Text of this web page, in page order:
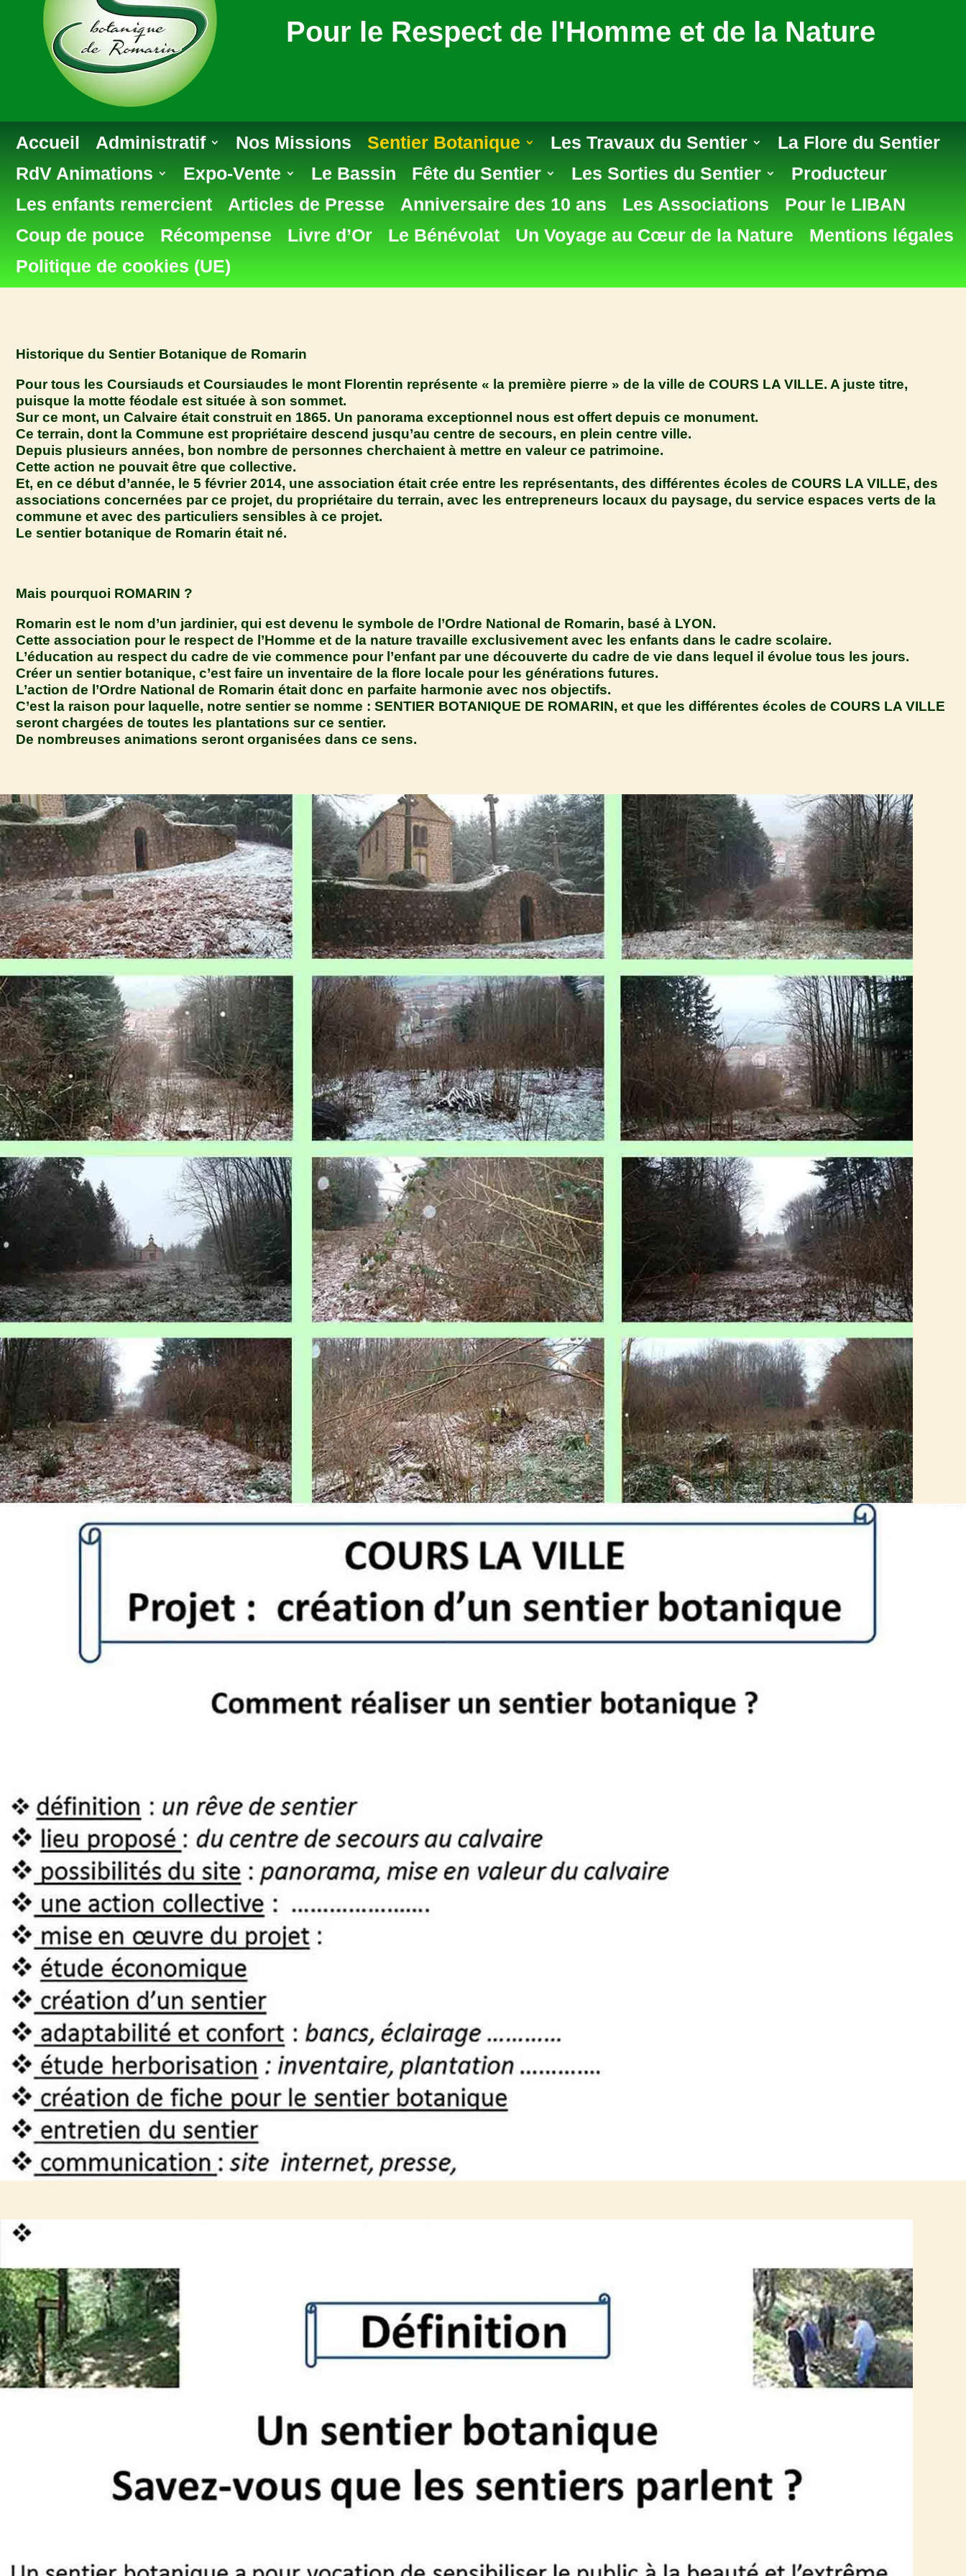
Pour le Respect de l'Homme et de la Nature
Accueil Administratif Nos Missions Sentier Botanique Les Travaux du Sentier
La Flore du Sentier
RdV Animations
Expo-Vente Le Bassin Fête du Sentier Les Sorties du Sentier
Producteur
Les enfants remercient
Articles de Presse Anniversaire des 10 ans Les Associations
Pour le LIBAN
Coup de pouce
Récompense Livre d’Or Le Bénévolat Un Voyage au Cœur de la Nature
Mentions légales
Politique de cookies (UE)
Historique du Sentier Botanique de Romarin
Pour tous les Coursiauds et Coursiaudes le mont Florentin représente « la première pierre » de la ville de COURS LA VILLE. A juste titre,
puisque la motte féodale est située à son sommet.
Sur ce mont, un Calvaire était construit en 1865. Un panorama exceptionnel nous est offert depuis ce monument.
Ce terrain, dont la Commune est propriétaire descend jusqu’au centre de secours, en plein centre ville.
Depuis plusieurs années, bon nombre de personnes cherchaient à mettre en valeur ce patrimoine.
Cette action ne pouvait être que collective.
Et, en ce début d’année, le 5 février 2014, une association était crée entre les représentants, des différentes écoles de COURS LA VILLE, des
associations concernées par ce projet, du propriétaire du terrain, avec les entrepreneurs locaux du paysage, du service espaces verts de la
commune et avec des particuliers sensibles à ce projet.
Le sentier botanique de Romarin était né.
Mais pourquoi ROMARIN ?
Romarin est le nom d’un jardinier, qui est devenu le symbole de l’Ordre National de Romarin, basé à LYON.
Cette association pour le respect de l’Homme et de la nature travaille exclusivement avec les enfants dans le cadre scolaire.
L’éducation au respect du cadre de vie commence pour l’enfant par une découverte du cadre de vie dans lequel il évolue tous les jours.
Créer un sentier botanique, c’est faire un inventaire de la flore locale pour les générations futures.
L’action de l’Ordre National de Romarin était donc en parfaite harmonie avec nos objectifs.
C’est la raison pour laquelle, notre sentier se nomme : SENTIER BOTANIQUE DE ROMARIN, et que les différentes écoles de COURS LA VILLE
seront chargées de toutes les plantations sur ce sentier.
De nombreuses animations seront organisées dans ce sens.